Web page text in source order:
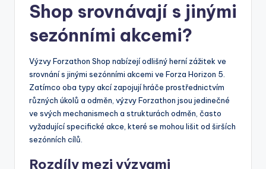
Shop srovnávají s jinými
sezónními akcemi?
Výzvy Forzathon Shop nabízejí odlišný herní zážitek ve
srovnání s jinými sezónními akcemi ve Forza Horizon 5.
Zatímco oba typy akcí zapojují hráče prostřednictvím
různých úkolů a odměn, výzvy Forzathon jsou jedinečné
ve svých mechanismech a strukturách odměn, často
vyžadující specifické akce, které se mohou lišit od širších
sezónních cílů.
Rozdíly mezi výzvami